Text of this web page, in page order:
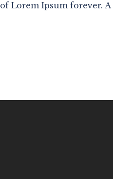
of Lorem Ipsum forever. A